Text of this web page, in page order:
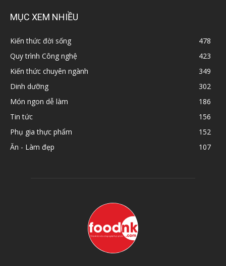
MỤC XEM NHIỀU
Kiến thức đời sống
478
Quy trình Công nghệ
423
Kiến thức chuyên ngành
349
Dinh dưỡng
302
Món ngon dễ làm
186
Tin tức
156
Phụ gia thực phẩm
152
Ăn - Làm đẹp
107